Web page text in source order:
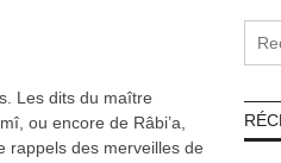
Les dits du maître
ou encore de Râbi’a,
rappels des merveilles de